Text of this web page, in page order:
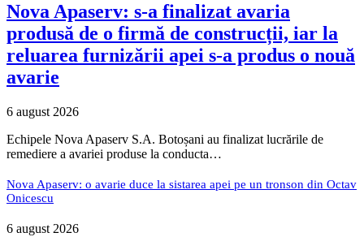
Nova Apaserv: s-a finalizat avaria
produsă de o firmă de construcții, iar la
reluarea furnizării apei s-a produs o nouă
avarie
6 august 2026
Echipele Nova Apaserv S.A. Botoșani au finalizat lucrările de
remediere a avariei produse la conducta…
Nova Apaserv: o avarie duce la sistarea apei pe un tronson din Octav
Onicescu
6 august 2026